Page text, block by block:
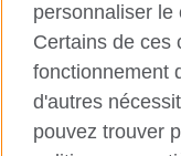
© 2026 British Council
British Council in
unipersonnelle est
internationale
et des relations
actions simplifiée
personnaliser le
Certains de ces
fonctionnement
d'autres
pouvez trouver